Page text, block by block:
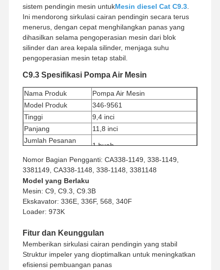
sistem pendingin mesin untukMesin diesel Cat C9.3.
Ini mendorong sirkulasi cairan pendingin secara terus
menerus, dengan cepat menghilangkan panas yang
dihasilkan selama pengoperasian mesin dari blok
silinder dan area kepala silinder, menjaga suhu
pengoperasian mesin tetap stabil.
C9.3 Spesifikasi Pompa Air Mesin
Nama Produk
Pompa Air Mesin
Model Produk
346-9561
Tinggi
9,4 inci
Panjang
11,8 inci
Jumlah Pesanan
1 buah
Metode Pembayaran Western Union, T/T
Metode Pengiriman
UPS/DHL/EMS/TNT/FedEx
Nomor Bagian Pengganti: CA338-1149, 338-1149,
3381149, CA338-1148, 338-1148, 3381148
Model yang Berlaku
Mesin: C9, C9.3, C9.3B
Ekskavator: 336E, 336F, 568, 340F
Loader: 973K
Fitur dan Keunggulan
Memberikan sirkulasi cairan pendingin yang stabil
Struktur impeler yang dioptimalkan untuk meningkatkan
efisiensi pembuangan panas